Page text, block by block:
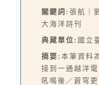
關鍵詞: 張航｜
大海洋詩刊
典藏單位: 國立
摘要: 本筆資料
接到一通越洋
吼鳴後／蒼穹